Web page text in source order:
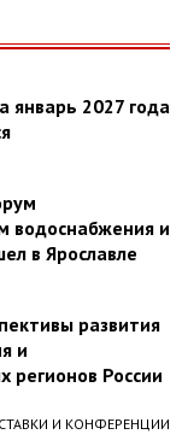
январь 2027 года
водоснабжения и
в Ярославле
развития
и
регионов России
И КОНФЕРЕНЦИИ